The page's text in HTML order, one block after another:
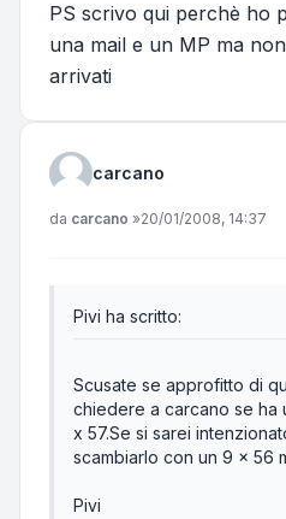
PS scrivo qui perchè ho
una mail e un MP ma
arrivati
carcano
Messaggio
da carcano »20/01/2008, 14:37
Pivi ha scritto:
Scusate se approfitto di
chiedere a carcano se ha
x 57.Se si sarei
scambiarlo con un 9 x 56
Pivi